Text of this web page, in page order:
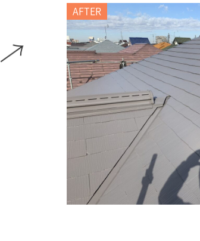
AFTER